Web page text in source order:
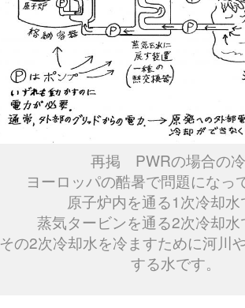
再掲 PWRの場合の
ヨーロッパの酷暑で問題になっ
原子炉内を通る1次冷却水
蒸気タービンを通る2次冷却
その2次冷却水を冷ますために河川
する水です。